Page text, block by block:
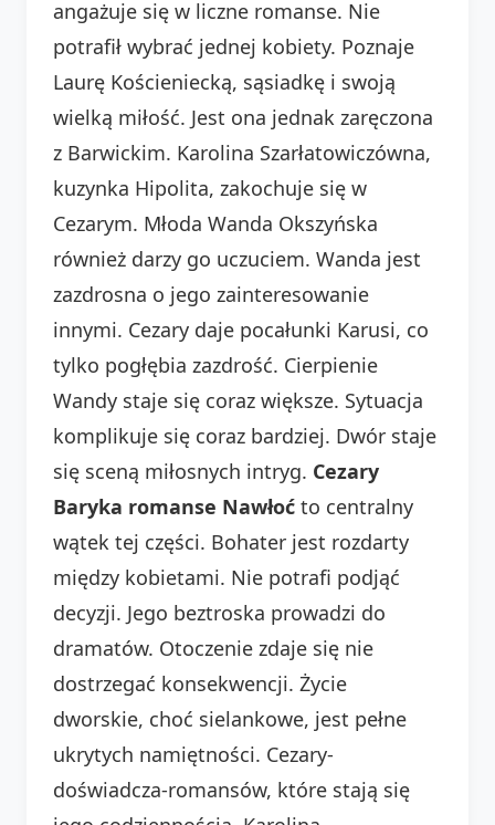
angażuje się w liczne romanse. Nie
potrafił wybrać jednej kobiety. Poznaje
Laurę Kościeniecką, sąsiadkę i swoją
wielką miłość. Jest ona jednak zaręczona
z Barwickim. Karolina Szarłatowiczówna,
kuzynka Hipolita, zakochuje się w
Cezarym. Młoda Wanda Okszyńska
również darzy go uczuciem. Wanda jest
zazdrosna o jego zainteresowanie
innymi. Cezary daje pocałunki Karusi, co
tylko pogłębia zazdrość. Cierpienie
Wandy staje się coraz większe. Sytuacja
komplikuje się coraz bardziej. Dwór staje
się sceną miłosnych intryg. Cezary
Baryka romanse Nawłoć to centralny
wątek tej części. Bohater jest rozdarty
między kobietami. Nie potrafi podjąć
decyzji. Jego beztroska prowadzi do
dramatów. Otoczenie zdaje się nie
dostrzegać konsekwencji. Życie
dworskie, choć sielankowe, jest pełne
ukrytych namiętności. Cezary-
doświadcza-romansów, które stają się